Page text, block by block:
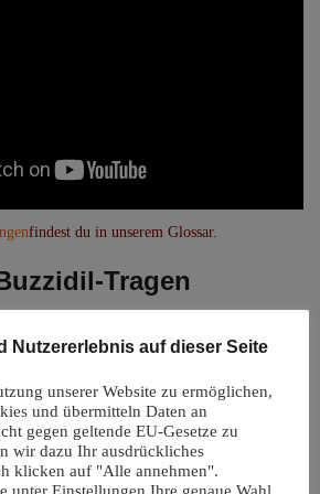
findest du in unserem Glossar.
Tragen
Höhe des
Größe Alter
cm 56–86
Monate
cm
62/68–
Nutzererlebnis auf dieser Seite
unserer Website zu ermöglichen,
und übermitteln Daten an
gegen geltende EU-Gesetze zu
wir dazu Ihr ausdrückliches
klicken auf "Alle annehmen".